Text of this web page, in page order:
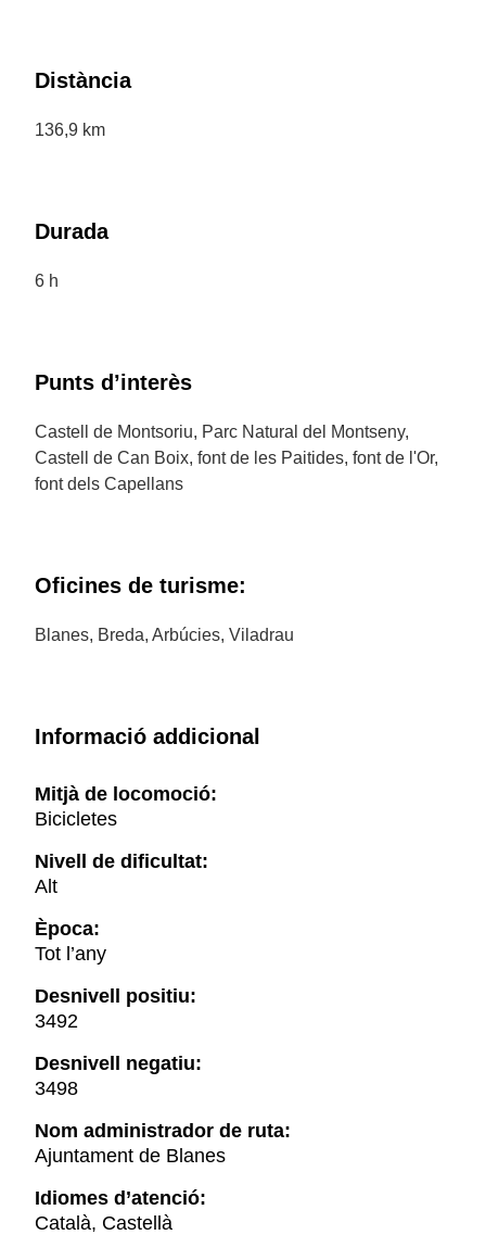
Distància
136,9 km
Durada
6 h
Punts d’interès
Castell de Montsoriu, Parc Natural del Montseny,
Castell de Can Boix, font de les Paitides, font de l'Or,
font dels Capellans
Oficines de turisme:
Blanes, Breda, Arbúcies, Viladrau
Informació addicional
Mitjà de locomoció:
Bicicletes
Nivell de dificultat:
Alt
Època:
Tot l’any
Desnivell positiu:
3492
Desnivell negatiu:
3498
Nom administrador de ruta:
Ajuntament de Blanes
Idiomes d’atenció:
Català, Castellà